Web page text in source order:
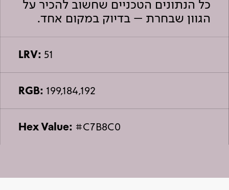
כל הנתונים הטכניים שחשוב להכיר על
הגוון שבחרת – בדיוק במקום אחד.
LRV: 51
RGB: 199,184,192
Hex Value: #C7B8C0